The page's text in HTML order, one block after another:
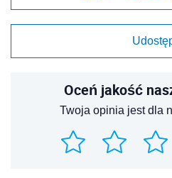
Oceń jakość
Twoja opinia jest dla